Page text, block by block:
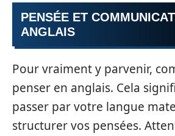
PENSÉE ET
ANGLAIS
Pour vraiment y parvenir,
penser en anglais. Cela
passer par votre langue
structurer vos pensées.